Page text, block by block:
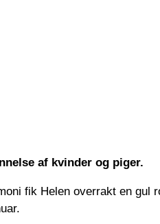
af kvinder og piger.
fik Helen overrakt en gul